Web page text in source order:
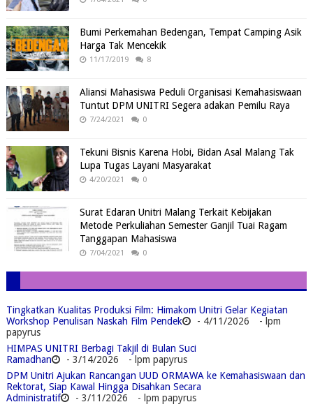
Bumi Perkemahan Bedengan, Tempat Camping Asik
Harga Tak Mencekik
11/17/2019 8
Aliansi Mahasiswa Peduli Organisasi Kemahasiswaan
Tuntut DPM UNITRI Segera adakan Pemilu Raya
7/24/2021 0
Tekuni Bisnis Karena Hobi, Bidan Asal Malang Tak
Lupa Tugas Layani Masyarakat
4/20/2021 0
Surat Edaran Unitri Malang Terkait Kebijakan
Metode Perkuliahan Semester Ganjil Tuai Ragam
Tanggapan Mahasiswa
7/04/2021 0
Tingkatkan Kualitas Produksi Film: Himakom Unitri Gelar Kegiatan
Workshop Penulisan Naskah Film Pendek
- 4/11/2026
- lpm
papyrus
HIMPAS UNITRI Berbagi Takjil di Bulan Suci
Ramadhan
- 3/14/2026
- lpm papyrus
DPM Unitri Ajukan Rancangan UUD ORMAWA ke Kemahasiswaan dan
Rektorat, Siap Kawal Hingga Disahkan Secara
Administratif
- 3/11/2026
- lpm papyrus